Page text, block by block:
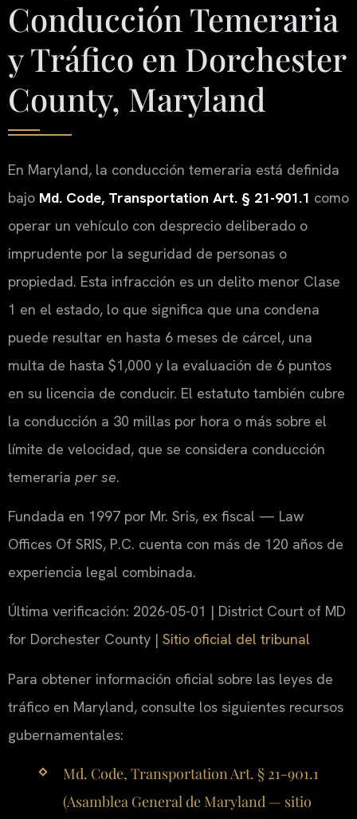
Conducción Temeraria
y Tráfico en Dorchester
County, Maryland
En Maryland, la conducción temeraria está definida
bajo Md. Code, Transportation Art. § 21-901.1 como
operar un vehículo con desprecio deliberado o
imprudente por la seguridad de personas o
propiedad. Esta infracción es un delito menor Clase
1 en el estado, lo que significa que una condena
puede resultar en hasta 6 meses de cárcel, una
multa de hasta $1,000 y la evaluación de 6 puntos
en su licencia de conducir. El estatuto también cubre
la conducción a 30 millas por hora o más sobre el
límite de velocidad, que se considera conducción
temeraria per se.
Fundada en 1997 por Mr. Sris, ex fiscal — Law
Offices Of SRIS, P.C. cuenta con más de 120 años de
experiencia legal combinada.
Última verificación: 2026-05-01 | District Court of MD
for Dorchester County | Sitio oficial del tribunal
Para obtener información oficial sobre las leyes de
tráfico en Maryland, consulte los siguientes recursos
gubernamentales:
Md. Code, Transportation Art. § 21-901.1
(Asamblea General de Maryland — sitio